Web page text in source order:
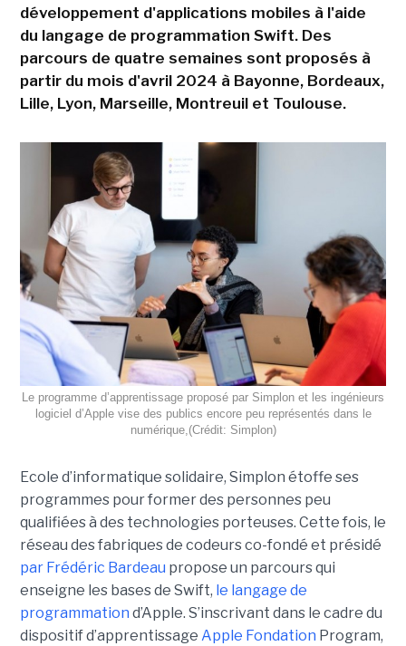
développement d'applications mobiles à l'aide
du langage de programmation Swift. Des
parcours de quatre semaines sont proposés à
partir du mois d'avril 2024 à Bayonne, Bordeaux,
Lille, Lyon, Marseille, Montreuil et Toulouse.
Le programme d’apprentissage proposé par Simplon et les ingénieurs
logiciel d’Apple vise des publics encore peu représentés dans le
numérique,(Crédit: Simplon)
Ecole d’informatique solidaire, Simplon étoffe ses
programmes pour former des personnes peu
qualifiées à des technologies porteuses. Cette fois, le
réseau des fabriques de codeurs co-fondé et présidé
par Frédéric Bardeau propose un parcours qui
enseigne les bases de Swift, le langage de
programmation d’Apple. S’inscrivant dans le cadre du
dispositif d’apprentissage Apple Fondation Program,